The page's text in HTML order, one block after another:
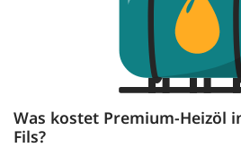
Was kostet Premium-Heizöl
Fils?